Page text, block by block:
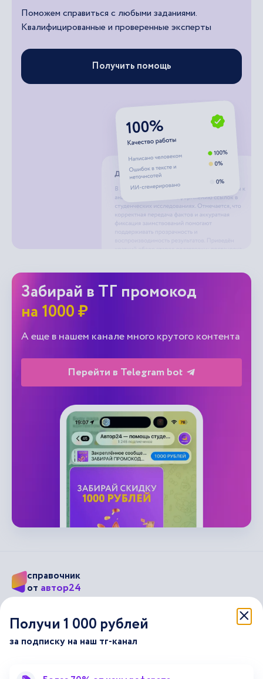
Поможем справиться с любыми заданиями.
Квалифицированные и проверенные эксперты
Получить помощь
Забирай в ТГ промокод
на 1000 ₽
А еще в нашем канале много крутого контента
Перейти в Telegram bot
справочник
от автор24
Подписывайся на наши соц. сети
Получи 1 000 рублей
за подписку на наш тг-канал